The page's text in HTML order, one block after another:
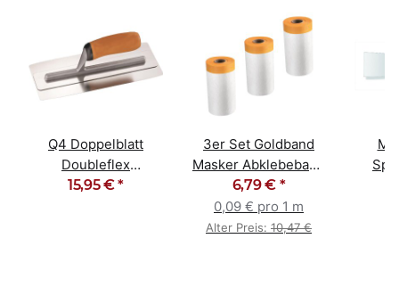
Q4 Doppelblatt
Doubleflex
Glättekelle 2K Griff
15,95 €*
3er Set Goldband
Masker Abklebeband
Abdeckfolie 55cm x
25m
6,79 € *
0,09 € pro 1 m
Alter Preis: 10,47 €